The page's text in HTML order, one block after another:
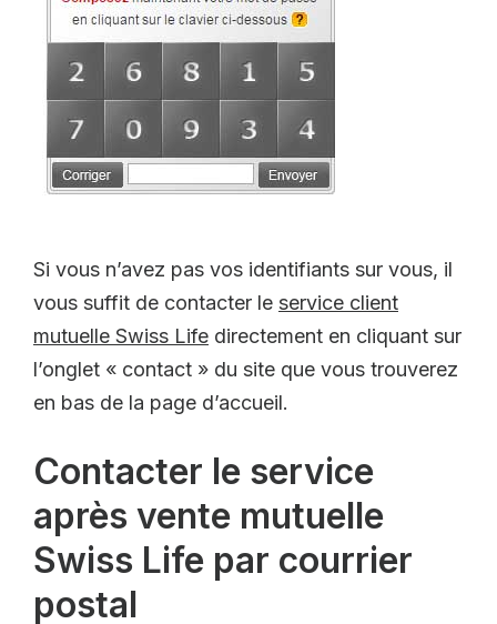
Si vous n’avez pas vos identifiants sur vous, il
vous suffit de contacter le service client
mutuelle Swiss Life directement en cliquant sur
l’onglet « contact » du site que vous trouverez
en bas de la page d’accueil.
Contacter le service
après vente mutuelle
Swiss Life par courrier
postal